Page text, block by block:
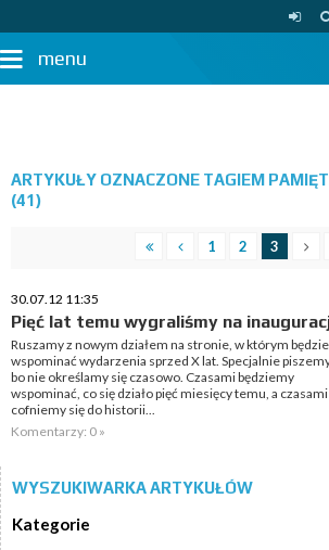
menu
ARTYKUŁY OZNACZONE TAGIEM
(41)
1 2 3
30.07.12 11:35
Pięć lat temu wygraliśmy na
Ruszamy z nowym działem na stronie, w którym
wspominać wydarzenia sprzed X lat. Specjalnie
bo nie określamy się czasowo. Czasami będziemy
wspominać, co się działo pięć miesięcy temu, a czasami
cofniemy się do historii...
Komentarzy: 0 »
WYSZUKIWARKA ARTYKUŁÓW
Kategorie